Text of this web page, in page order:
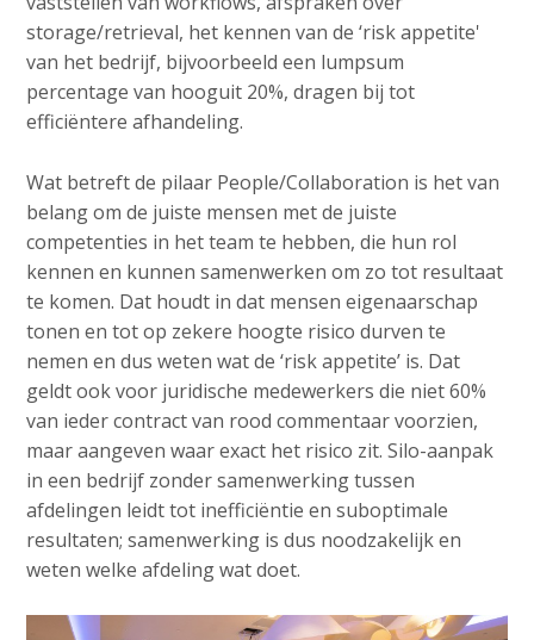
storage/retrieval, het kennen van de ‘risk appetite'
van het bedrijf, bijvoorbeeld een lumpsum
percentage van hooguit 20%, dragen bij tot
efficiëntere afhandeling.
Wat betreft de pilaar People/Collaboration is het van
belang om de juiste mensen met de juiste
competenties in het team te hebben, die hun rol
kennen en kunnen samenwerken om zo tot resultaat
te komen. Dat houdt in dat mensen eigenaarschap
tonen en tot op zekere hoogte risico durven te
nemen en dus weten wat de ‘risk appetite’ is. Dat
geldt ook voor juridische medewerkers die niet 60%
van ieder contract van rood commentaar voorzien,
maar aangeven waar exact het risico zit. Silo-aanpak
in een bedrijf zonder samenwerking tussen
afdelingen leidt tot inefficiëntie en suboptimale
resultaten; samenwerking is dus noodzakelijk en
weten welke afdeling wat doet.